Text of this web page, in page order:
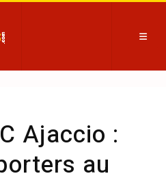
Ajaccio :
au